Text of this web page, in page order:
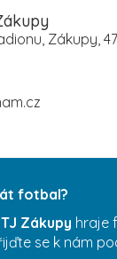
Zákupy,
fotbal?
TJ Zákupy hraje
se k nám